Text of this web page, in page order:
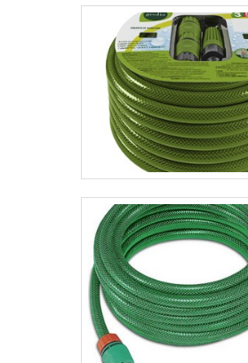
acionamento elétrico
tipo de aparelh.